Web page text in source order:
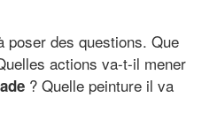
poser des questions. Que
actions va-t-il mener
? Quelle peinture il va